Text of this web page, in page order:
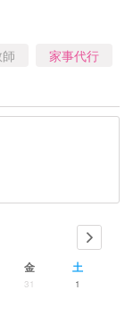
家事代行
金 土
31 1